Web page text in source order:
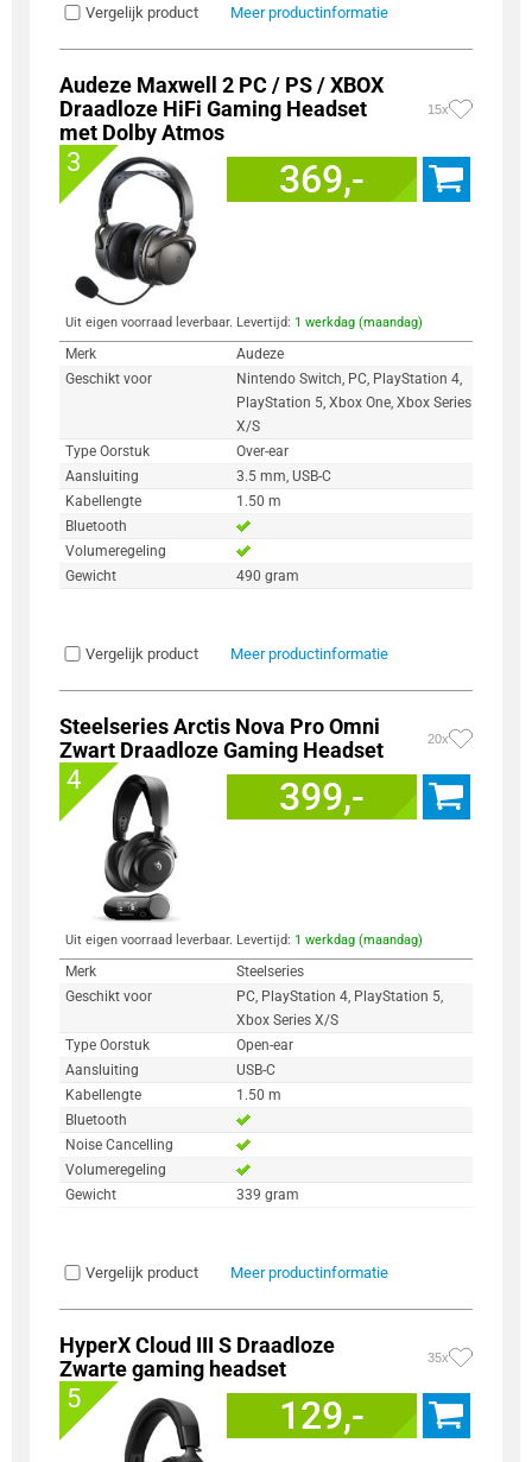
Vergelijk product Meer productinformatie
Audeze Maxwell 2 PC / PS / XBOX
Draadloze HiFi Gaming Headset
met Dolby Atmos
15x
3 369,-
Uit eigen voorraad leverbaar. Levertijd: 1 werkdag (maandag)
Merk
Audeze
Geschikt voor
Nintendo Switch, PC, PlayStation 4,
PlayStation 5, Xbox One, Xbox Series
X/S
Type Oorstuk
Over-ear
Aansluiting
3.5 mm, USB-C
Kabellengte
1.50 m
Bluetooth
Volumeregeling
Gewicht
490 gram
Vergelijk product Meer productinformatie
Steelseries Arctis Nova Pro Omni
Zwart Draadloze Gaming Headset
20x
4 399,-
Uit eigen voorraad leverbaar. Levertijd: 1 werkdag (maandag)
Merk
Steelseries
Geschikt voor
PC, PlayStation 4, PlayStation 5,
Xbox Series X/S
Type Oorstuk
Open-ear
Aansluiting
USB-C
Kabellengte
1.50 m
Bluetooth
Noise Cancelling
Volumeregeling
Gewicht
339 gram
Vergelijk product Meer productinformatie
HyperX Cloud III S Draadloze
Zwarte gaming headset
35x
5 129,-